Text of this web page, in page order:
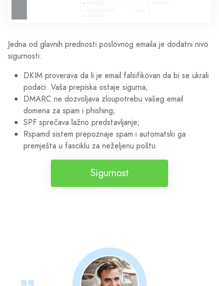
Jedna od glavnih prednosti poslovnog emaila je dodatni nivo
sigurnosti.
DKIM proverava da li je email falsifikovan da bi se ukrali
podaci. Vaša prepiska ostaje sigurna;
DMARC ne dozvoljava zloupotrebu vašeg email
domena za spam i phishing;
SPF sprečava lažno predstavljanje;
Rspamd sistem prepoznaje spam i automatski ga
premješta u fasciklu za neželjenu poštu.
Sigurnost